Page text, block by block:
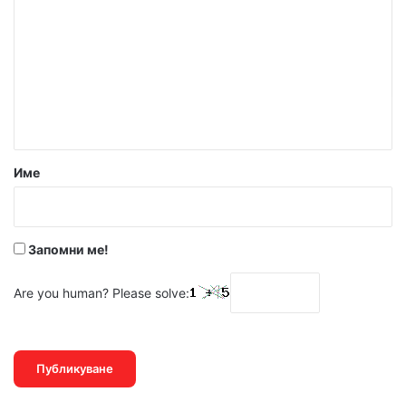
р
Име
Запомни ме!
Are you human? Please solve: